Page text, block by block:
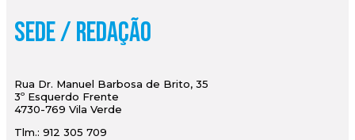
Sede / Redação
Rua Dr. Manuel Barbosa de Brito, 35
3º Esquerdo Frente
4730-769 Vila Verde
Tlm.: 912 305 709